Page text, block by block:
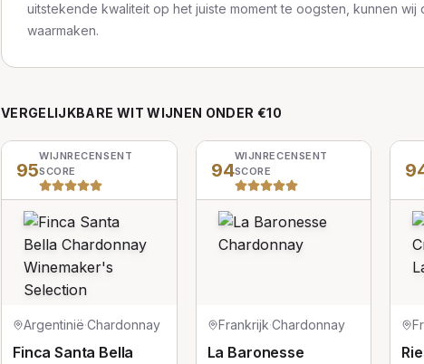
uitstekende kwaliteit op het juiste moment te oogsten, kunnen
waarmaken.
VERGELIJKBARE WIT WIJNEN ONDER €10
95
WIJNRECENSENT
SCORE
Argentinië·Chardonnay
Finca Santa Bella
94
WIJNRECENSENT
SCORE
Frankrijk·Chardonnay
La Baronesse